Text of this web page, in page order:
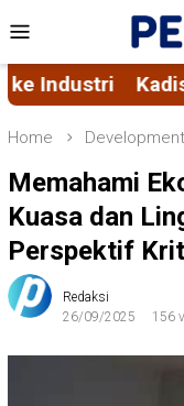
to
content
Menu
Takalar Ungkap
Home
Memahami
Kuasa dan
Perspektif
Redaksi
26/09/2025
156